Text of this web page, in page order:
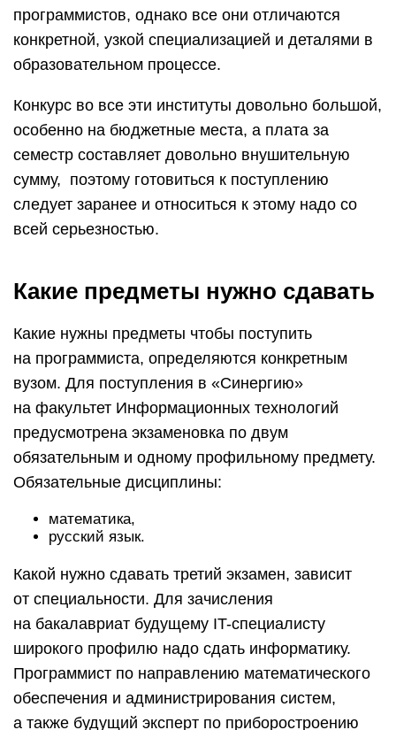
программистов, однако все они отличаются
конкретной, узкой специализацией и деталями в
образовательном процессе.
Конкурс во все эти институты довольно большой,
особенно на бюджетные места, а плата за
семестр составляет довольно внушительную
сумму, поэтому готовиться к поступлению
следует заранее и относиться к этому надо со
всей серьезностью.
Какие предметы нужно сдавать
Какие нужны предметы чтобы поступить
на программиста, определяются конкретным
вузом. Для поступления в «Синергию»
на факультет Информационных технологий
предусмотрена экзаменовка по двум
обязательным и одному профильному предмету.
Обязательные дисциплины:
математика,
русский язык.
Какой нужно сдавать третий экзамен, зависит
от специальности. Для зачисления
на бакалавриат будущему IT-специалисту
широкого профилю надо сдать информатику.
Программист по направлению математического
обеспечения и администрирования систем,
а также будущий эксперт по приборостроению